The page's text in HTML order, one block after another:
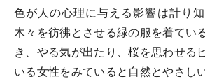
色が人の心理に与える影響は計り知
木々を彷彿とさせる緑の服を着てい
き、やる気が出たり、桜を思わせる
いる女性をみていると自然とやさし